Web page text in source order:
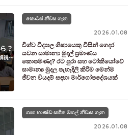
කොටස් නිවස ගැන
2026.01.08
විශ්ව විද්‍යාල ශිෂ්‍යයෙකු විසින් ගෙදර
යවන සාමාන්‍ය මුදල් ප්‍රමාණය
කොපමණද? රට පුරා සහ ටෝකියෝවේ
සාමාන්‍ය මුදල පැහැදිලි කිරීම මෙන්ම
ජීවන වියදම් සඳහා මාර්ගෝපදේශයක්
ගෘහ භාණ්ඩ සහිත මහල් නිවාස ගැන
2026.01.08